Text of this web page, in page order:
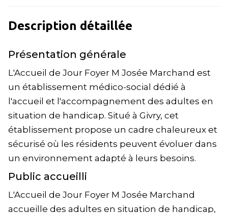
Description détaillée
Présentation générale
L'Accueil de Jour Foyer M Josée Marchand est
un établissement médico-social dédié à
l'accueil et l'accompagnement des adultes en
situation de handicap. Situé à Givry, cet
établissement propose un cadre chaleureux et
sécurisé où les résidents peuvent évoluer dans
un environnement adapté à leurs besoins.
Public accueilli
L'Accueil de Jour Foyer M Josée Marchand
accueille des adultes en situation de handicap,